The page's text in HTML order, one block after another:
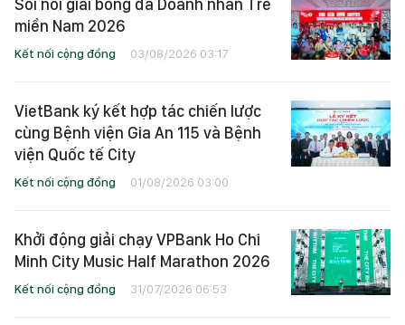
Sôi nổi giải bóng đá Doanh nhân Trẻ
miền Nam 2026
Kết nối cộng đồng 03/08/2026 03:17
VietBank ký kết hợp tác chiến lược
cùng Bệnh viện Gia An 115 và Bệnh
viện Quốc tế City
Kết nối cộng đồng 01/08/2026 03:00
Khởi động giải chạy VPBank Ho Chi
Minh City Music Half Marathon 2026
Kết nối cộng đồng 31/07/2026 06:53